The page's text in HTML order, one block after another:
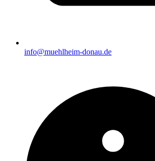
info@muehlheim-donau.de